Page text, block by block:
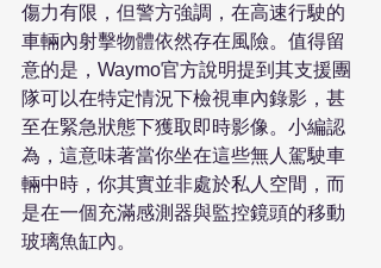
傷力有限，但警方強調，在高速行駛的
車輛內射擊物體依然存在風險。值得留
意的是，Waymo官方說明提到其支援團
隊可以在特定情況下檢視車內錄影，甚
至在緊急狀態下獲取即時影像。小編認
為，這意味著當你坐在這些無人駕駛車
輛中時，你其實並非處於私人空間，而
是在一個充滿感測器與監控鏡頭的移動
玻璃魚缸內。